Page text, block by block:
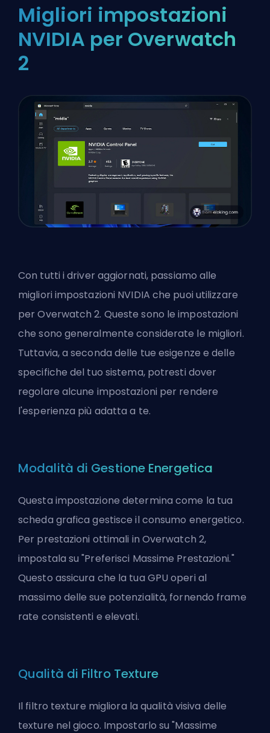
Migliori impostazioni
NVIDIA per Overwatch
2
Con tutti i driver aggiornati, passiamo alle
migliori impostazioni NVIDIA che puoi utilizzare
per Overwatch 2. Queste sono le impostazioni
che sono generalmente considerate le migliori.
Tuttavia, a seconda delle tue esigenze e delle
specifiche del tuo sistema, potresti dover
regolare alcune impostazioni per rendere
l'esperienza più adatta a te.
Modalità di Gestione Energetica
Questa impostazione determina come la tua
scheda grafica gestisce il consumo energetico.
Per prestazioni ottimali in Overwatch 2,
impostala su "Preferisci Massime Prestazioni."
Questo assicura che la tua GPU operi al
massimo delle sue potenzialità, fornendo frame
rate consistenti e elevati.
Qualità di Filtro Texture
Il filtro texture migliora la qualità visiva delle
texture nel gioco. Impostarlo su "Massime